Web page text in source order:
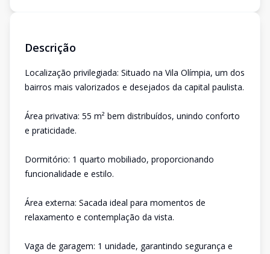
Descrição
Localização privilegiada: Situado na Vila Olímpia, um dos
bairros mais valorizados e desejados da capital paulista.
Área privativa: 55 m² bem distribuídos, unindo conforto
e praticidade.
Dormitório: 1 quarto mobiliado, proporcionando
funcionalidade e estilo.
Área externa: Sacada ideal para momentos de
relaxamento e contemplação da vista.
Vaga de garagem: 1 unidade, garantindo segurança e